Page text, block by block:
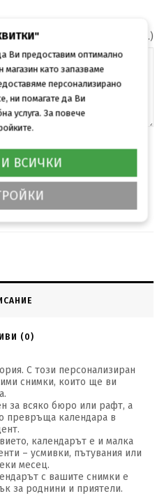
дни, важни дати и др.)
(.zip) ИЗПРАТИ ФАЙЛ
(0)
С този персонализиран
снимки, които ще ви
за всяко бюро или рафт, а
превръща календара в
.
, календарът е и малка
– усмивки, пътувания или
месец.
ът с вашите снимки е
за роднини и приятели.
Ви предоставим оптимално
като запазваме
персонализирано
ни помагате да Ви
услуга. За повече
ВСИЧКИ